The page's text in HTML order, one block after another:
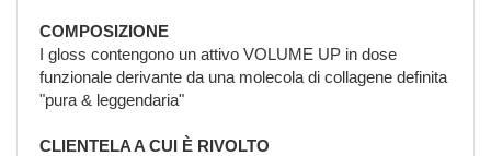
COMPOSIZIONE
I gloss contengono un attivo VOLUME UP in dose
funzionale derivante da una molecola di collagene definita
"pura & leggendaria"
CLIENTELA A CUI È RIVOLTO